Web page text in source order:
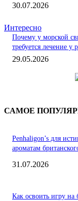
30.07.2026
Интересно
Почему у морской
требуется лечение у
29.05.2026
САМОЕ
Penhaligon’s для
ароматам
31.07.2026
Как освоить игру на